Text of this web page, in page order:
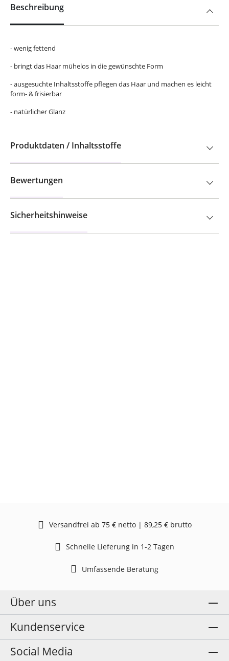
Beschreibung
- wenig fettend
- bringt das Haar mühelos in die gewünschte Form
- ausgesuchte Inhaltsstoffe pflegen das Haar und machen es leicht
form- & frisierbar
- natürlicher Glanz
Produktdaten / Inhaltsstoffe
Bewertungen
Sicherheitshinweise
Versandfrei ab 75 € netto | 89,25 € brutto
Schnelle Lieferung in 1-2 Tagen
Umfassende Beratung
Über uns
Kundenservice
Social Media